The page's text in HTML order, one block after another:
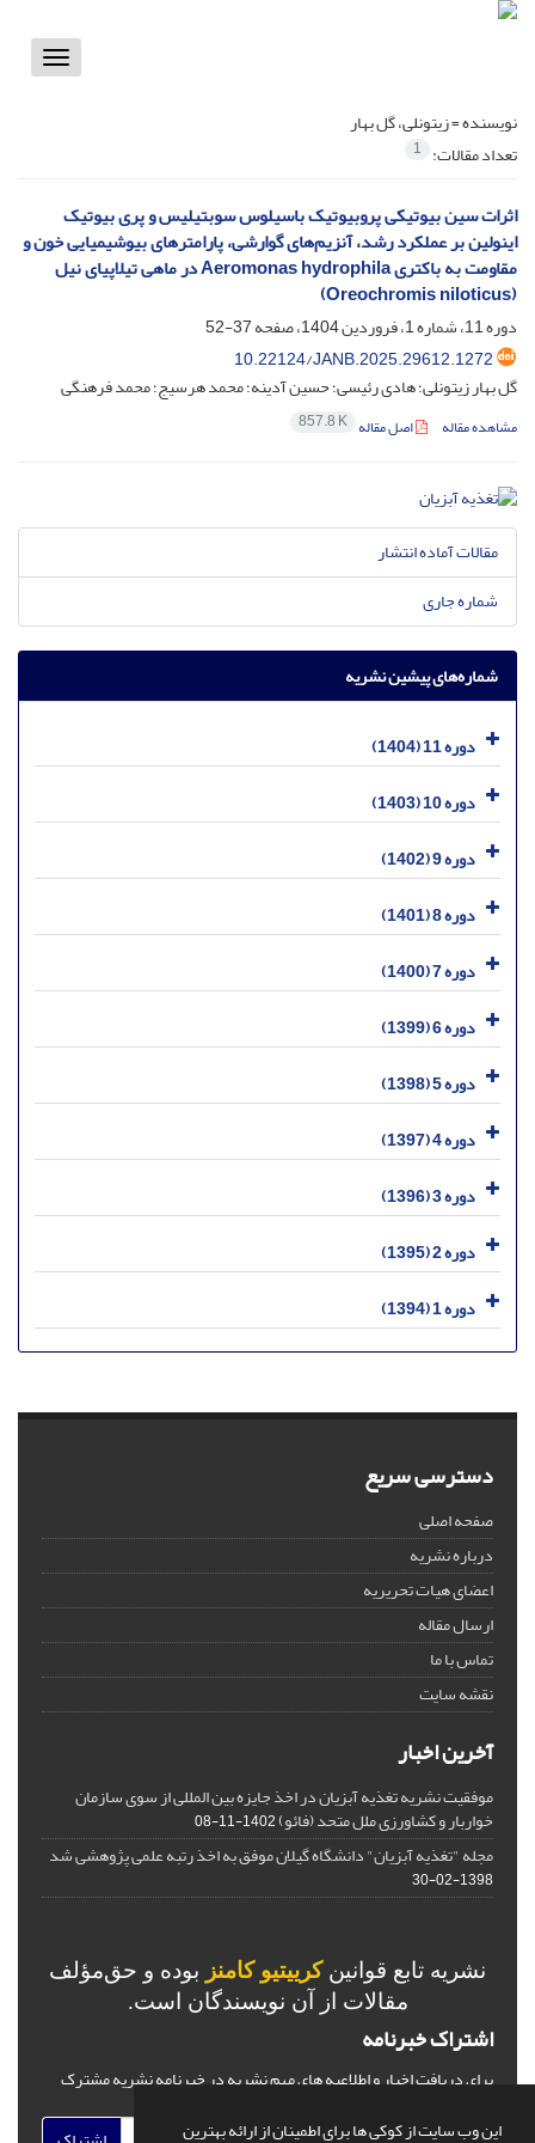
این وب سایت از کوکی ها برای اطمینان از ارائه بهترین
Toggle
نویسنده =زیتونلی، گل بهار
تعداد مقالات: 1
اثرات سین بیوتیکی پروبیوتیک باسیلوس سوبتیلیس و پری بیوتیک
اینولین بر عملکرد رشد، آنزیم‌های گوارشی، پارامترهای بیوشیمیایی خون و
مقاومت به باکتری Aeromonas hydrophila در ماهی تیلاپیای نیل
(Oreochromis niloticus)
دوره 11، شماره 1، فروردین 1404، صفحه
37-52
10.22124/JANB.2025.29612.1272
گل بهار زیتونلی؛ هادی رئیسی؛ حسین آدینه؛ محمد هرسیج؛ محمد فرهنگی
مشاهده مقاله اصل مقاله 857.8 K
مقالات آماده انتشار
شماره جاری
شماره‌های پیشین نشریه
دوره 11 (1404)
دوره 10 (1403)
دوره 9 (1402)
دوره 8 (1401)
دوره 7 (1400)
دوره 6 (1399)
دوره 5 (1398)
دوره 4 (1397)
دوره 3 (1396)
دوره 2 (1395)
دوره 1 (1394)
دسترسی سریع
صفحه اصلی
درباره نشریه
اعضای هیات تحریریه
ارسال مقاله
تماس با ما
نقشه سایت
آخرین اخبار
موفقیت نشریه تغذیه آبزیان در اخذ جایزه بین المللی از سوی سازمان
خواربار و کشاورزی ملل متحد (فائو)1402-11-08
مجله "تغذیه آبزیان" دانشگاه گیلان موفق به اخذ رتبه علمی پژوهشی شد
1398-02-30
نشریه تابع قوانینکرییتیو کامنز بوده و حق‌مؤلف
مقالات از آن نویسندگان است.
اشتراک خبرنامه
برای دریافت اخبار و اطلاعیه های مهم نشریه در خبرنامه نشریه مشترک